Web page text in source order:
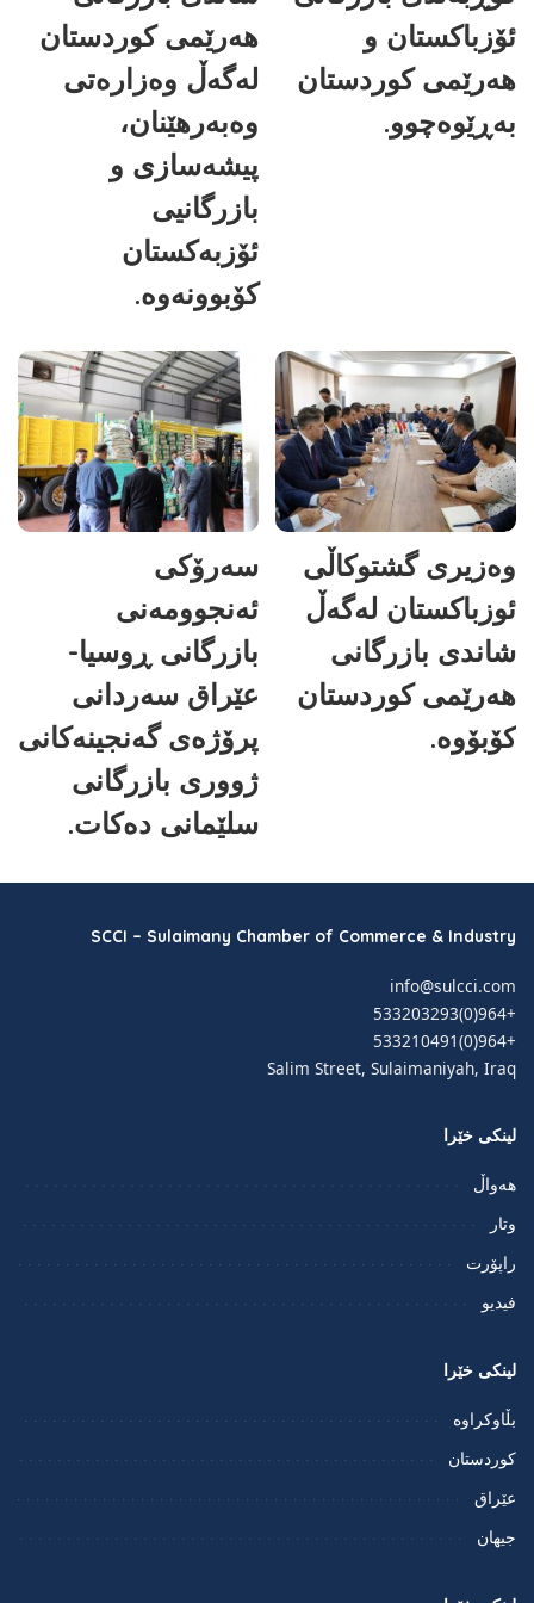
ئۆزباکستان و
هەرێمی کوردستان
بەڕێوەچوو.
هەرێمی کوردستان
لەگەڵ وەزارەتی
وەبەرهێنان،
پیشەسازی و
بازرگانیی
ئۆزبەکستان
کۆبوونەوە.
وەزیری گشتوکاڵی
ئوزباکستان لەگەڵ
شاندی بازرگانی
هەرێمی کوردستان
کۆبۆوە.
سەرۆکی
ئەنجوومەنی
بازرگانی ڕوسیا-
عێراق سەردانی
پرۆژەی گەنجینەکانی
ژووری بازرگانی
سلێمانی دەکات.
SCCI – Sulaimany Chamber of Commerce & Industry
info@sulcci.com
+964(0)533203293
+964(0)533210491
Salim Street, Sulaimaniyah, Iraq
لینکی خێرا
هەواڵ
وتار
راپۆرت
فيديو
لینکی خێرا
بڵاوکراوە
کوردستان
عێراق
جیهان